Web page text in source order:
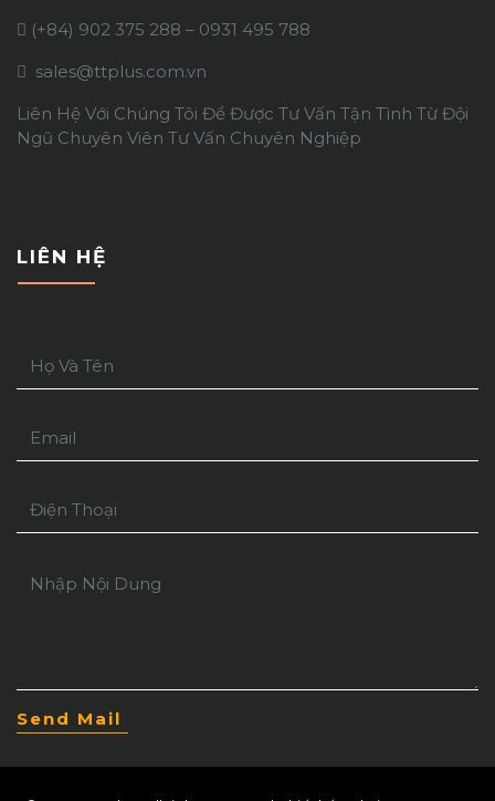
(+84) 902 375 288 – 0931 495 788
sales@ttplus.com.vn
Liên Hệ Với Chúng Tôi Để Được Tư Vấn Tận Tình Từ Đội
Ngũ Chuyên Viên Tư Vấn Chuyên Nghiệp
LIÊN HỆ